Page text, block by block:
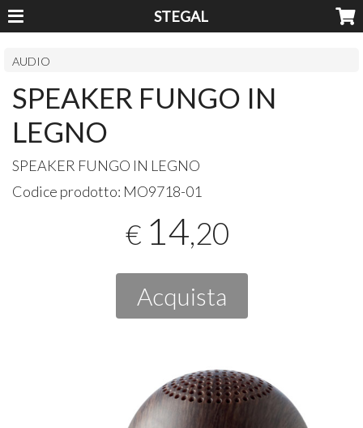
STEGAL
AUDIO
SPEAKER FUNGO IN
LEGNO
SPEAKER FUNGO IN LEGNO
Codice prodotto: MO9718-01
€ 14,20
Acquista